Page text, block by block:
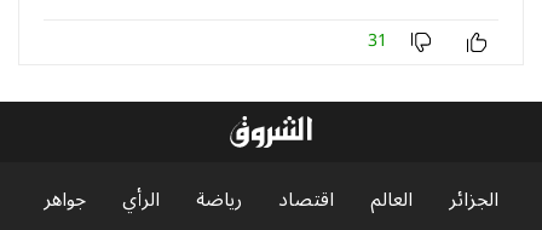
31
الجزائر العالم اقتصاد رياضة الرأي
جواهر